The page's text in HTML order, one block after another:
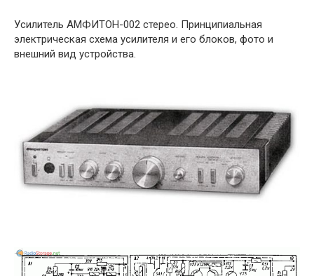
Усилитель АМФИТОН-002 стерео. Принципиальная
электрическая схема усилителя и его блоков, фото и
внешний вид устройства.